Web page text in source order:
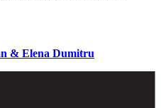
& Elena Dumitru